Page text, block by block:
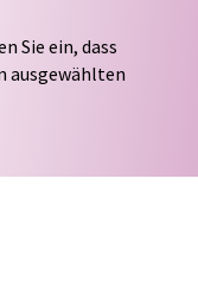
Sie ein, dass
ausgewählten
werden
. LUMITOS darf
Ihre
von